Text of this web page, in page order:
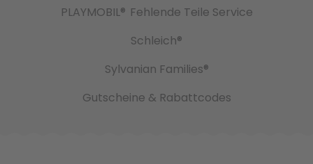
PLAYMOBIL® Fehlende Teile Service
Schleich®
Sylvanian Families®
Gutscheine & Rabattcodes